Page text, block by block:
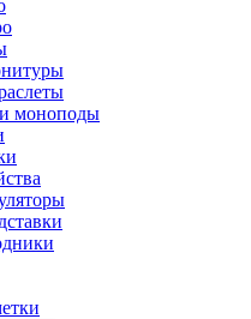
моноподы